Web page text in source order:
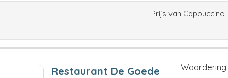
Prijs van Cappuccino
Restaurant De Goede
Waardering: